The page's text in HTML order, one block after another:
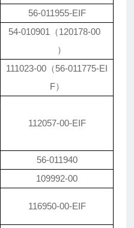
56-011955-EIF
54-010901（120178-00
）
111023-00（56-011775-EI
F）
112057-00-EIF
56-011940
109992-00
116950-00-EIF